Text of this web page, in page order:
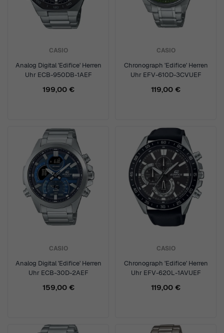
CASIO
Analog Digital 'Edifice' Herren
Uhr ECB-950DB-1AEF
199,00 €
CASIO
Chronograph 'Edifice' Herren
Uhr EFV-610D-3CVUEF
119,00 €
CASIO
Analog Digital 'Edifice' Herren
Uhr ECB-30D-2AEF
159,00 €
CASIO
Chronograph 'Edifice' Herren
Uhr EFV-620L-1AVUEF
119,00 €